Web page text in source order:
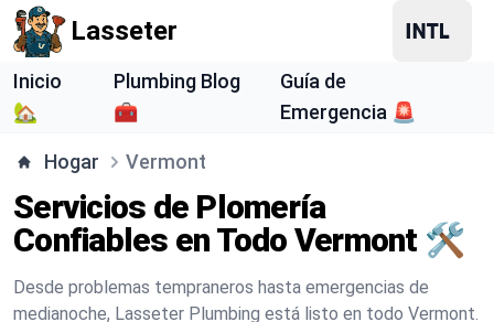
Lasseter
Inicio
🏡
Plumbing Blog
🧰
Guía de
Emergencia 🚨
Hogar Vermont
Servicios de Plomería
Confiables en Todo Vermont 🛠️
Desde problemas tempraneros hasta emergencias de
medianoche, Lasseter Plumbing está listo en todo Vermont.